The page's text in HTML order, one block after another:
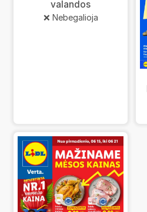
valandos
❌ Nebegalioja